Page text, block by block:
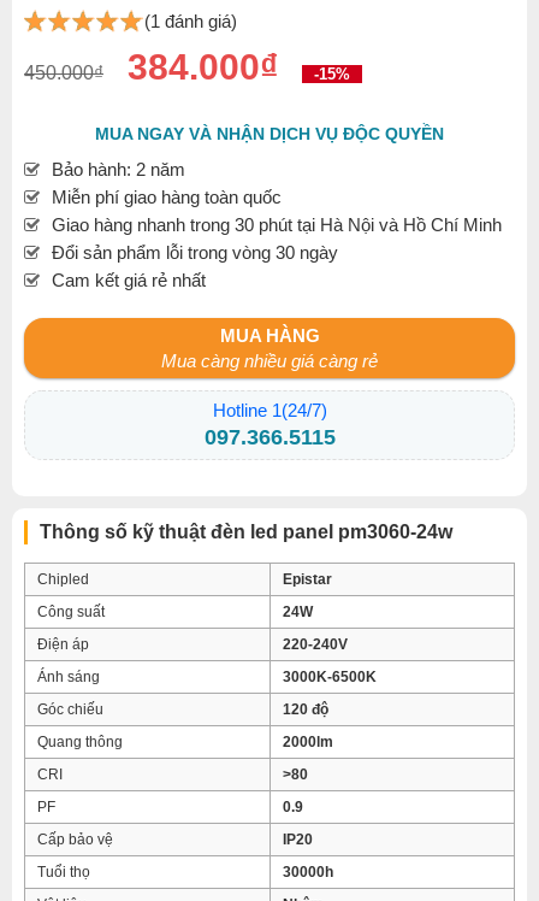
(1 đánh giá)
450.000₫ 384.000₫ -15%
MUA NGAY VÀ NHẬN DỊCH VỤ ĐỘC QUYỀN
Bảo hành: 2 năm
Miễn phí giao hàng toàn quốc
Giao hàng nhanh trong 30 phút tại Hà Nội và Hồ Chí Minh
Đổi sản phẩm lỗi trong vòng 30 ngày
Cam kết giá rẻ nhất
MUA HÀNG
Mua càng nhiều giá càng rẻ
Hotline 1(24/7)
097.366.5115
Thông số kỹ thuật đèn led panel pm3060-24w
Chipled
Epistar
Công suất
24W
Điện áp
220-240V
Ánh sáng
3000K-6500K
Góc chiếu
120 độ
Quang thông
2000lm
CRI
>80
PF
0.9
Cấp bảo vệ
IP20
Tuổi thọ
30000h